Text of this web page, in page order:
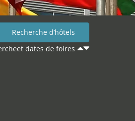
dates de foires